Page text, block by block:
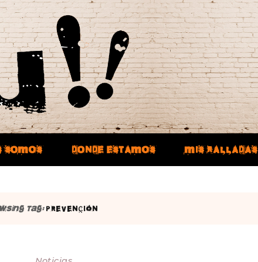
SOMOS DONDE ESTAMOS MIS RALLADAS
Tag: PREVENCIÓN